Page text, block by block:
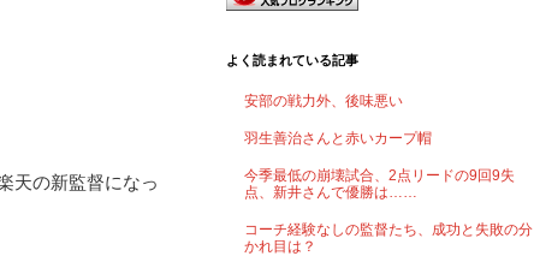
天の新監督になっ
よく読まれている記事
安部の戦力外、後味悪い
羽生善治さんと赤いカープ帽
今季最低の崩壊試合、2点リードの9回9失
点、新井さんで優勝は……
コーチ経験なしの監督たち、成功と失敗の分
かれ目は？